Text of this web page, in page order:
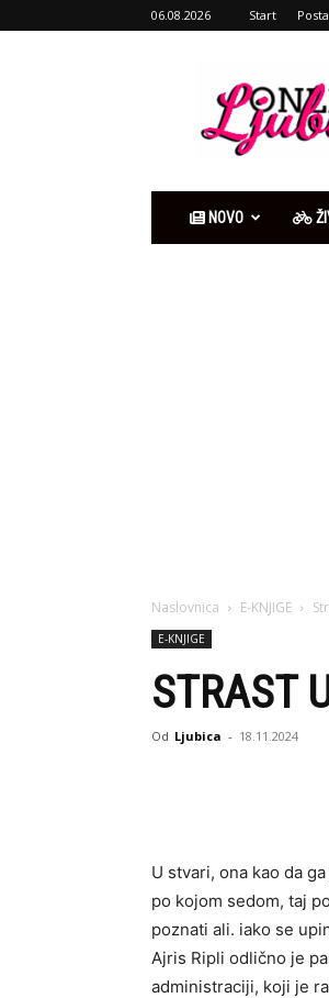
06.08.2026 Start
online
NOVO
Naslovnica E-KNJIGE
E-KNJIGE
STRAST
Od Ljubica - 18.11.2024
U stvari, ona kao da
po kojom sedom, taj
poznati ali. iako se
Ajris Ripli odlično je
administraciji, koji je